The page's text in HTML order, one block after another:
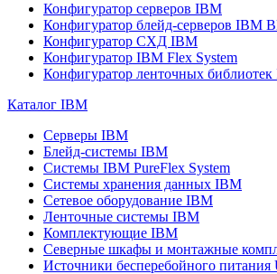
Конфигуратор серверов IBM
Конфигуратор блейд-серверов IBM
Конфигуратор СХД IBM
Конфигуратор IBM Flex System
Конфигуратор ленточных
Каталог IBM
Серверы IBM
Блейд-системы IBM
Системы IBM PureFlex System
Системы хранения данных IBM
Сетевое оборудование IBM
Ленточные системы IBM
Комплектующие IBM
Северные шкафы и монтажные
Источники бесперебойного